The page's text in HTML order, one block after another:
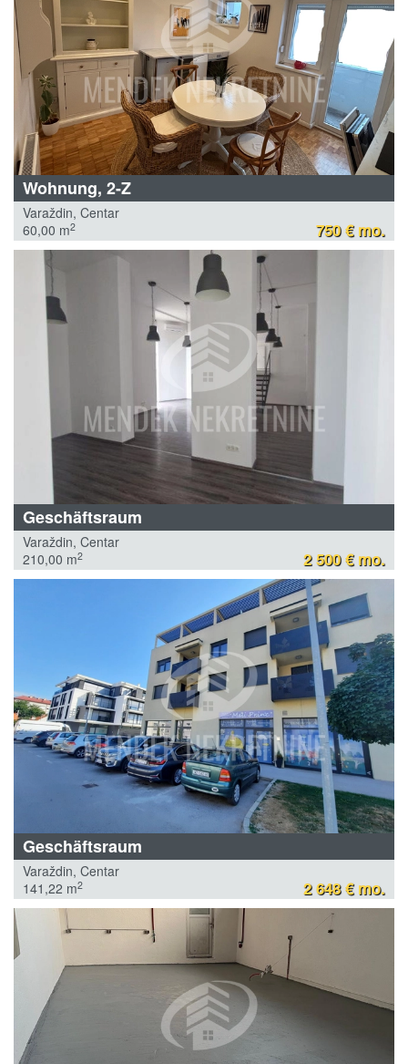
Wohnung, 2-Z
Varaždin, Centar
60,00 m2 750 € mo.
Geschäftsraum
Varaždin, Centar
210,00 m2 2 500 € mo.
Geschäftsraum
Varaždin, Centar
141,22 m2 2 648 € mo.